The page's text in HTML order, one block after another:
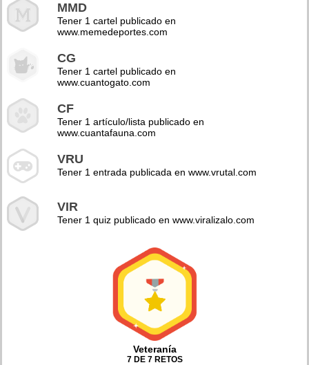
MMD
Tener 1 cartel publicado en
www.memedeportes.com
CG
Tener 1 cartel publicado en
www.cuantogato.com
CF
Tener 1 artículo/lista publicado en
www.cuantafauna.com
VRU
Tener 1 entrada publicada en www.vrutal.com
VIR
Tener 1 quiz publicado en www.viralizalo.com
Veteranía
7 DE 7 RETOS